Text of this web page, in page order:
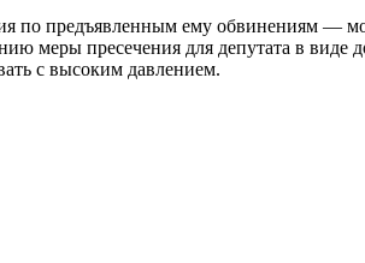
по предъявленным ему обвинениям —
меры пресечения для депутата в
с высоким давлением.